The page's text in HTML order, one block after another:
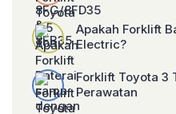
Apakah Forklift
Electric?
Forklift Toyota 3
Perawatan